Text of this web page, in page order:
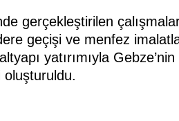
gerçekleştirilen
geçişi ve menfez
yatırımıyla Gebze’nin
oluşturuldu.